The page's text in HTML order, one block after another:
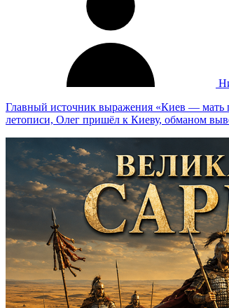
Главный источник выражения «Киев — мать
летописи, Олег пришёл к Киеву, обманом